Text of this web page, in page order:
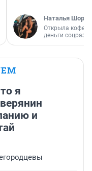
Наталья
Открыла
деньги
я
и